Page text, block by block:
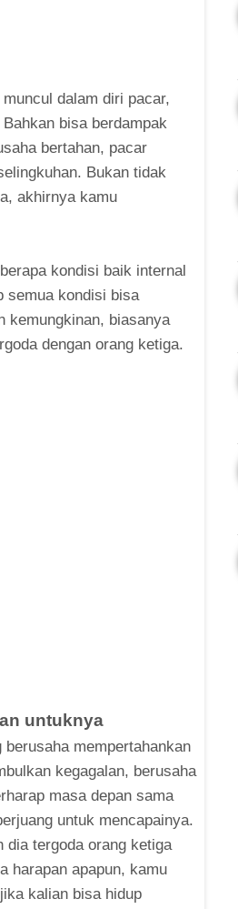
dalam diri pacar,
bisa berdampak
bertahan, pacar
Bukan tidak
akhirnya kamu
kondisi baik internal
semua kondisi bisa
kemungkinan, biasanya
dengan orang ketiga.
untuknya
mempertahankan
kegagalan, berusaha
masa depan sama
untuk mencapainya.
dia tergoda orang ketiga
harapan apapun, kamu
kalian bisa hidup